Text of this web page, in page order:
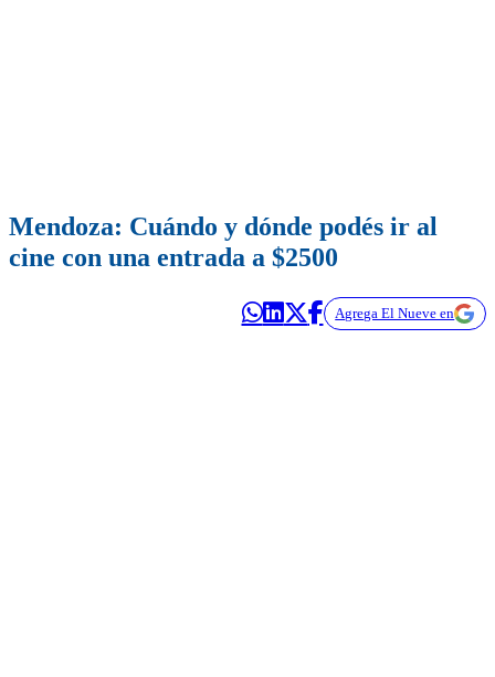
Mendoza: Cuándo y dónde podés ir al
cine con una entrada a $2500
Agrega El Nueve en